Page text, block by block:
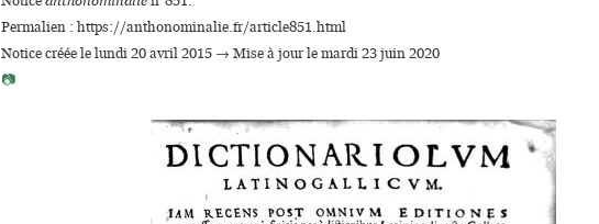
Permalien : https://anthonominalie.fr/article851.html
Notice créée le lundi 20 avril 2015 → Mise à jour le mardi 23 juin 2020
📷